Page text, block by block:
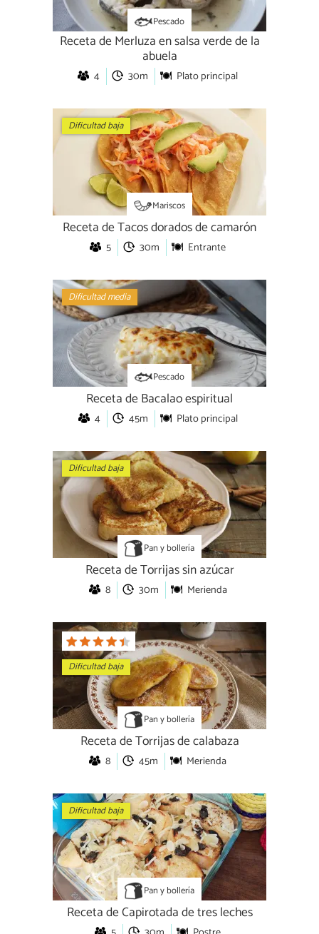
Pescado
Receta de Merluza en salsa verde de la
abuela
4 30m Plato principal
Dificultad baja
Mariscos
Receta de Tacos dorados de camarón
5 30m Entrante
Dificultad media
Pescado
Receta de Bacalao espiritual
4 45m Plato principal
Dificultad baja
Pan y bollería
Receta de Torrijas sin azúcar
8 30m Merienda
Dificultad baja
Pan y bollería
Receta de Torrijas de calabaza
8 45m Merienda
Dificultad baja
Pan y bollería
Receta de Capirotada de tres leches